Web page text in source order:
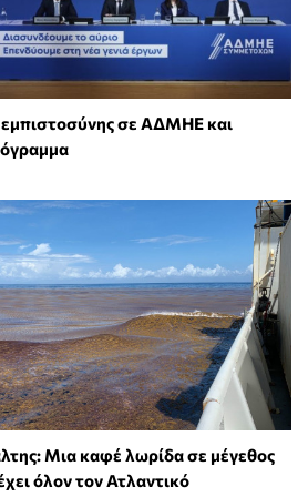
σε ΑΔΜΗΕ και
Μια καφέ λωρίδα σε μέγεθος
όλον τον Ατλαντικό